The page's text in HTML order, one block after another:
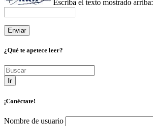
Escriba el texto mostrado arriba:
¿Qué te apetece leer?
Ir
¡Conéctate!
Nombre de usuario